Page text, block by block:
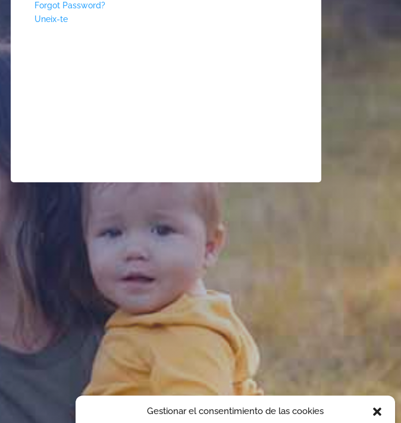
Gestionar el consentimiento de las cookies
Forgot Password?
Uneix-te